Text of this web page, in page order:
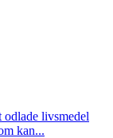
livsmedel
kan...